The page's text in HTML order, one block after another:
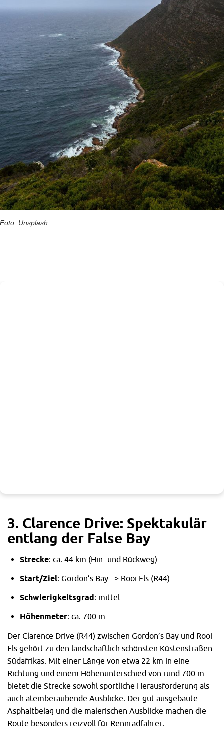
Foto: Unsplash
3. Clarence Drive: Spektakulär
entlang der False Bay
Strecke: ca. 44 km (Hin- und Rückweg)
Start/Ziel: Gordon’s Bay –> Rooi Els (R44)
Schwierigkeitsgrad: mittel
Höhenmeter: ca. 700 m
Der Clarence Drive (R44) zwischen Gordon’s Bay und Rooi
Els gehört zu den landschaftlich schönsten Küstenstraßen
Südafrikas. Mit einer Länge von etwa 22 km in eine
Richtung und einem Höhenunterschied von rund 700 m
bietet die Strecke sowohl sportliche Herausforderung als
auch atemberaubende Ausblicke. Der gut ausgebaute
Asphaltbelag und die malerischen Ausblicke machen die
Route besonders reizvoll für Rennradfahrer.